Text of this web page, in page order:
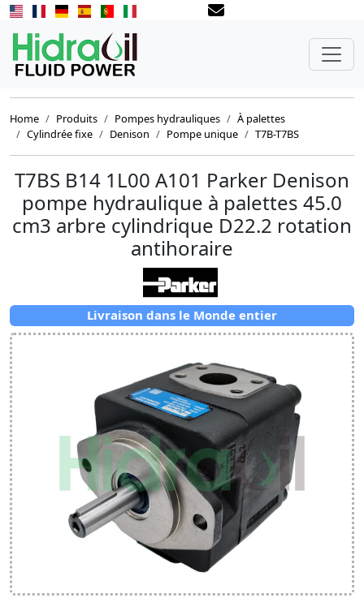
Home Produits Pompes hydrauliques
À palettes
Cylindrée fixe
Denison Pompe unique T7B-T7BS
T7BS B14 1L00 A101 Parker Denison
pompe hydraulique à palettes 45.0
cm3 arbre cylindrique D22.2 rotation
antihoraire
Livraison dans le Monde entier